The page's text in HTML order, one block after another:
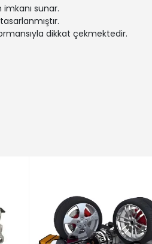
sunar.
dikkat çekmektedir.